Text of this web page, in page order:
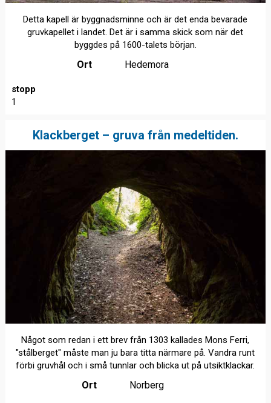
Detta kapell är byggnadsminne och är det enda bevarade
gruvkapellet i landet. Det är i samma skick som när det
byggdes på 1600-talets början.
Ort Hedemora
stopp
1
Klackberget – gruva från medeltiden.
Något som redan i ett brev från 1303 kallades Mons Ferri,
"stålberget" måste man ju bara titta närmare på. Vandra runt
förbi gruvhål och i små tunnlar och blicka ut på utsiktklackar.
Ort Norberg